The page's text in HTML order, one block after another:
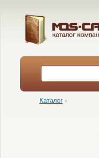
Каталог ›